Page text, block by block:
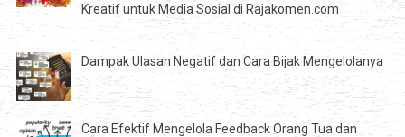
Kreatif untuk Media Sosial di Rajakomen.com
Dampak Ulasan Negatif dan Cara Bijak Mengelolanya
Cara Efektif Mengelola Feedback Orang Tua dan